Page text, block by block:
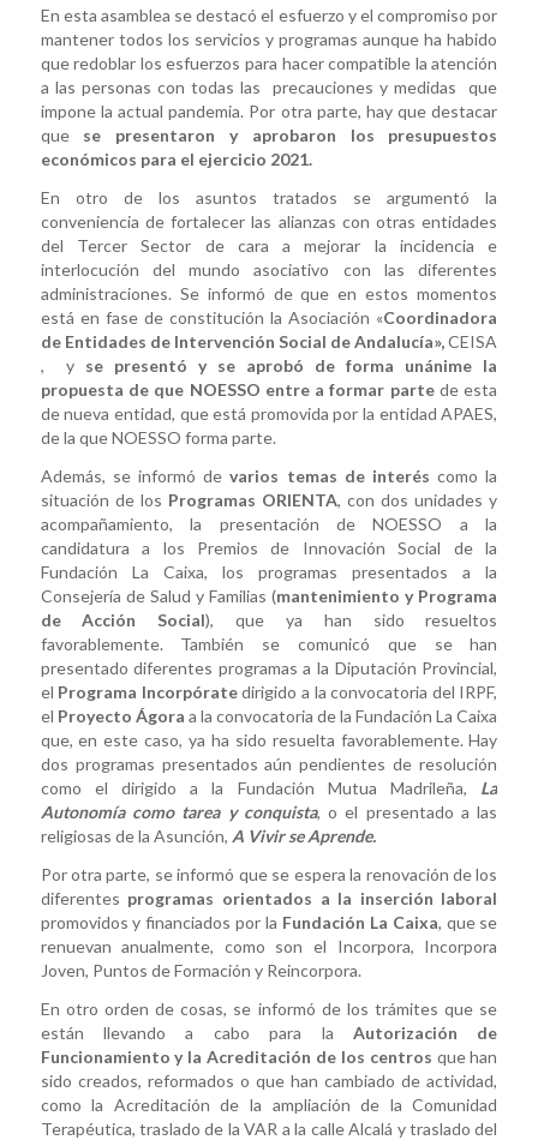
En esta asamblea se destacó el esfuerzo y el compromiso por
mantener todos los servicios y programas aunque ha habido
que redoblar los esfuerzos para hacer compatible la atención
a las personas con todas las precauciones y medidas que
impone la actual pandemia. Por otra parte, hay que destacar
que se presentaron y aprobaron los presupuestos
económicos para el ejercicio 2021.
En otro de los asuntos tratados se argumentó la
conveniencia de fortalecer las alianzas con otras entidades
del Tercer Sector de cara a mejorar la incidencia e
interlocución del mundo asociativo con las diferentes
administraciones. Se informó de que en estos momentos
está en fase de constitución la Asociación «Coordinadora
de Entidades de Intervención Social de Andalucía»,CEISA
, y se presentó y se aprobó de forma unánime la
propuesta de que NOESSO entre a formar partede esta
de nueva entidad, que está promovida por la entidad APAES,
de la que NOESSO forma parte.
Además, se informó devarios temas de interés como la
situación de los Programas ORIENTA, con dos unidades y
acompañamiento, la presentación de NOESSO a la
candidatura a los Premios de Innovación Social de la
Fundación La Caixa, los programas presentados a la
Consejería de Salud y Familias (mantenimiento y Programa
de Acción Social), que ya han sido resueltos
favorablemente. También se comunicó que se han
presentado diferentes programas a la Diputación Provincial,
el Programa Incorpóratedirigido a la convocatoria del IRPF,
el Proyecto Ágora a la convocatoria de la Fundación La Caixa
que, en este caso, ya ha sido resuelta favorablemente. Hay
dos programas presentados aún pendientes de resolución
como el dirigido a la Fundación Mutua Madrileña,
La
Autonomía como tarea y conquista, o el presentado a las
religiosas de la Asunción, A Vivir se Aprende.
Por otra parte, se informó que se espera la renovación de los
diferentes programas orientados a la inserción laboral
promovidos y financiados por la Fundación La Caixa, que se
renuevan anualmente, como son el Incorpora, Incorpora
Joven, Puntos de Formación y Reincorpora.
En otro orden de cosas, se informó de los trámites que se
están llevando a cabo para la Autorización de
Funcionamiento y la Acreditación de los centros que han
sido creados, reformados o que han cambiado de actividad,
como la Acreditación de la ampliación de la Comunidad
Terapéutica, traslado de la VAR a la calle Alcalá y traslado del